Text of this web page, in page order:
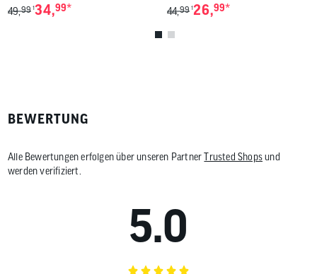
49,99 134,99* 44,99 126,99*
BEWERTUNG
Alle Bewertungen erfolgen über unseren PartnerTrusted Shopsund
werden verifiziert.
5.0